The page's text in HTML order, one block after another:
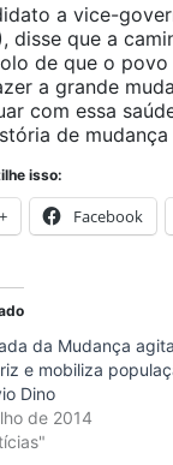
a vice-
disse que a
de que o povo
a grande
com essa
de mudança
isso:
Facebook
da Mudança agita
e mobiliza
Dino
de 2014